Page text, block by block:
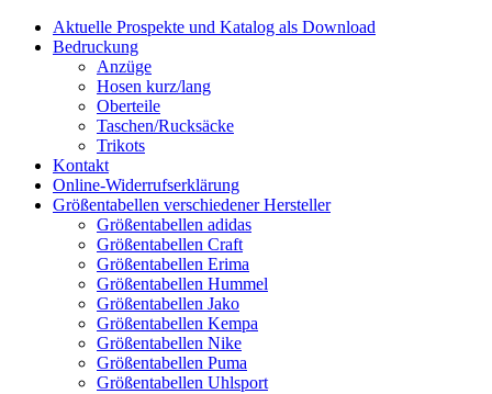
Aktuelle Prospekte und Katalog als Download
Bedruckung
Anzüge
Hosen kurz/lang
Oberteile
Taschen/Rucksäcke
Trikots
Kontakt
Online-Widerrufserklärung
Größentabellen verschiedener Hersteller
Größentabellen adidas
Größentabellen Craft
Größentabellen Erima
Größentabellen Hummel
Größentabellen Jako
Größentabellen Kempa
Größentabellen Nike
Größentabellen Puma
Größentabellen Uhlsport